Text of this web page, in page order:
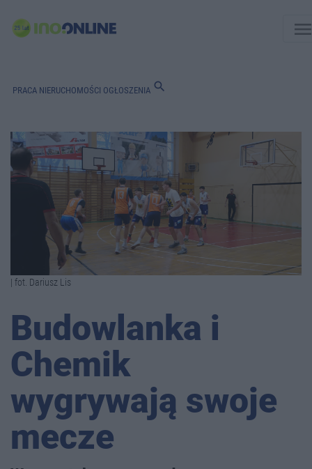
PRACA NIERUCHOMOŚCI OGŁOSZENIA search
| fot. Dariusz Lis
Budowlanka i
Chemik
wygrywają swoje
mecze